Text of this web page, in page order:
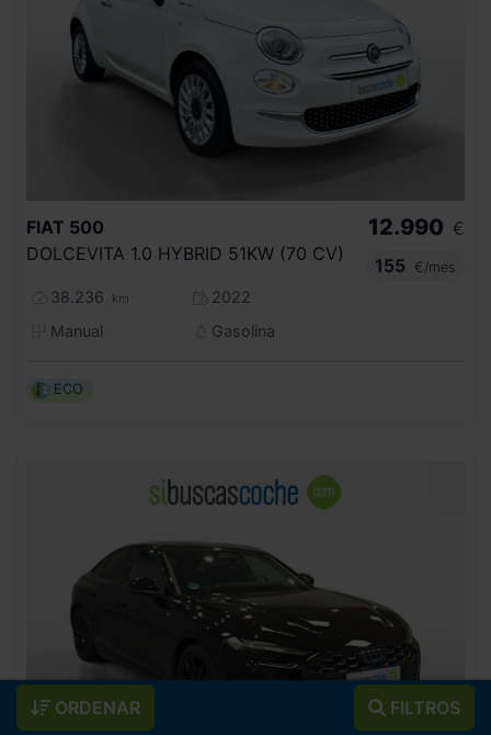
ORDENAR FILTROS
FIAT 500
DOLCEVITA 1.0 HYBRID 51KW (70 CV)
38.236 km
2022
Manual
Gasolina
12.990 €
155
€/mes
ECO